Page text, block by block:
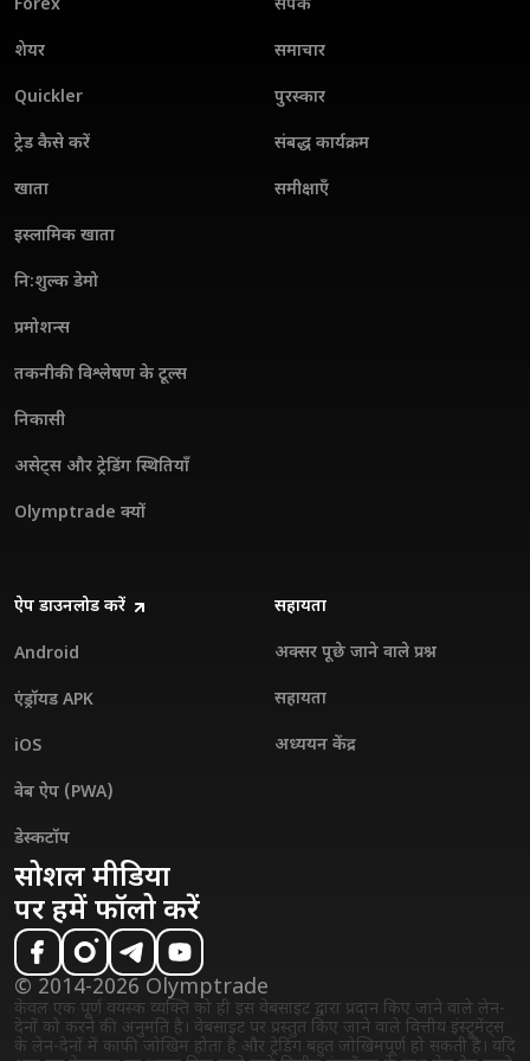
Forex
शेयर
Quickler
ट्रेड कैसे करें
खाता
इस्लामिक खाता
नि:शुल्क डेमो
प्रमोशन्स
तकनीकी विश्लेषण के टूल्स
निकासी
असेट्स और ट्रेडिंग स्थितियाँ
Olymptrade क्यों
संपर्क
समाचार
पुरस्कार
संबद्ध कार्यक्रम
समीक्षाएँ
ऐप डाउनलोड करें
Android
एंड्रॉयड APK
iOS
वेब ऐप (PWA)
डेस्कटॉप
सहायता
अक्सर पूछे जाने वाले प्रश्न
सहायता
अध्ययन केंद्र
सोशल मीडिया
पर हमें फॉलो करें
© 2014-2026 Olymptrade
केवल एक पूर्ण वयस्क व्यक्ति को ही इस वेबसाइट द्वारा प्रदान किए जाने वाले लेन-
देनों को करने की अनुमति है। वेबसाइट पर प्रस्तुत किए जाने वाले वित्तीय इंस्ट्रुमेंट्स
के लेन-देनों में काफी जोखिम होता है और ट्रेडिंग बहुत जोखिमपूर्ण हो सकती है। यदि